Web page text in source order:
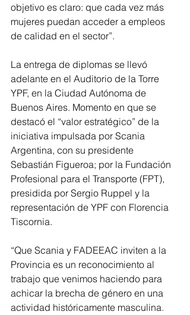
objetivo es claro: que cada vez más
mujeres puedan acceder a empleos
de calidad en el sector”.
La entrega de diplomas se llevó
adelante en el Auditorio de la Torre
YPF, en la Ciudad Autónoma de
Buenos Aires. Momento en que se
destacó el “valor estratégico” de la
iniciativa impulsada por Scania
Argentina, con su presidente
Sebastián Figueroa; por la Fundación
Profesional para el Transporte (FPT),
presidida por Sergio Ruppel y la
representación de YPF con Florencia
Tiscornia.
“Que Scania y FADEEAC inviten a la
Provincia es un reconocimiento al
trabajo que venimos haciendo para
achicar la brecha de género en una
actividad históricamente masculina.